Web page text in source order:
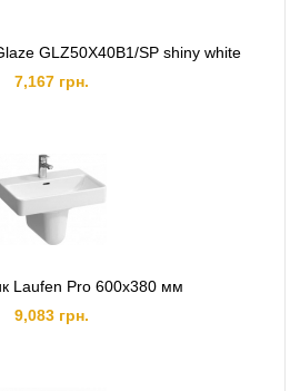
GLZ50X40B1/SP shiny white
7,167 грн.
Laufen Pro 600x380 мм
9,083 грн.